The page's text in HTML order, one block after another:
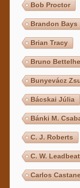
Bob Proctor
Brandon Bays
Brian Tracy
Bruno
Bunyevácz
Bácskai Júlia
Bánki M.
C. J. Roberts
C. W.
Carlos